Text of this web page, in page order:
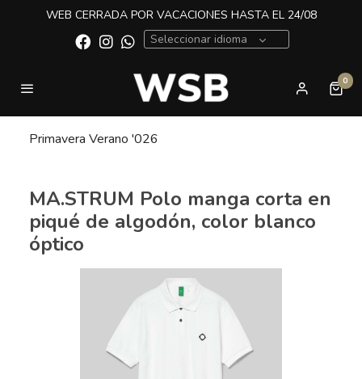
WEB CERRADA POR VACACIONES HASTA EL 24/08
Seleccionar idioma
0
Primavera Verano '026
MA.STRUM Polo manga corta en
piqué de algodón, color blanco
óptico